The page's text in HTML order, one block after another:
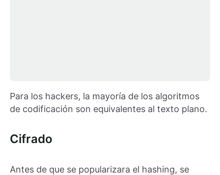
Para los hackers, la mayoría de los algoritmos
de codificación son equivalentes al texto plano.
Cifrado
Antes de que se popularizara el hashing, se